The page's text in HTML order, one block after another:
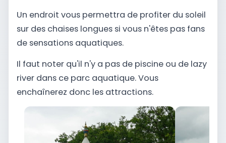
Un endroit vous permettra de profiter du soleil
sur des chaises longues si vous n'êtes pas fans
de sensations aquatiques.
Il faut noter qu'il n'y a pas de piscine ou de lazy
river dans ce parc aquatique. Vous
enchaînerez donc les attractions.